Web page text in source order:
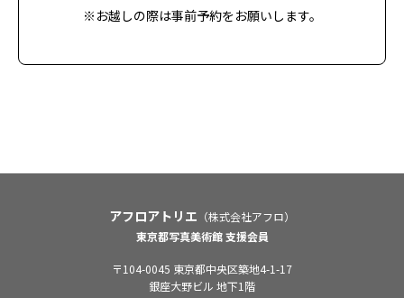
※お越しの際は事前予約をお願いします。
アフロアトリエ （株式会社アフロ）
東京都写真美術館 支援会員
〒104-0045 東京都中央区築地4-1-17
銀座大野ビル 地下1階